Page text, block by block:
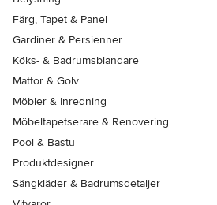
Färg, Tapet & Panel
Gardiner & Persienner
Köks- & Badrumsblandare
Mattor & Golv
Möbler & Inredning
Möbeltapetserare & Renovering
Pool & Bastu
Produktdesigner
Sängkläder & Badrumsdetaljer